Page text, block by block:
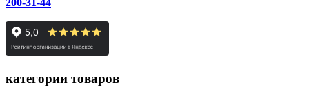
200-31-44
категории товаров